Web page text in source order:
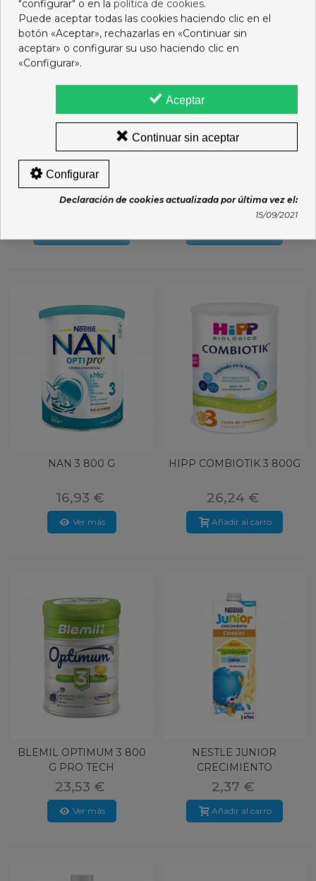
NIDINA 3 PREMIUM 800
GRS
21,06 €
NAN 3 800 G
16,93 €
Ver más
HIPP COMBIOTIK 3 800G
26,24 €
Añadir al carro
BLEMIL OPTIMUM 3 800
G PRO TECH
23,53 €
Ver más
NESTLE JUNIOR
CRECIMIENTO
CEREALES 3 AÑOS 1L
2,37 €
Añadir al carro
"configurar" o en la política de cookies.
Puede aceptar todas las cookies haciendo clic en el
botón «Aceptar», rechazarlas en «Continuar sin
aceptar» o configurar su uso haciendo clic en
«Configurar».
Aceptar
Continuar sin aceptar
Configurar
Declaración de cookies actualizada por última vez el:
15/09/2021